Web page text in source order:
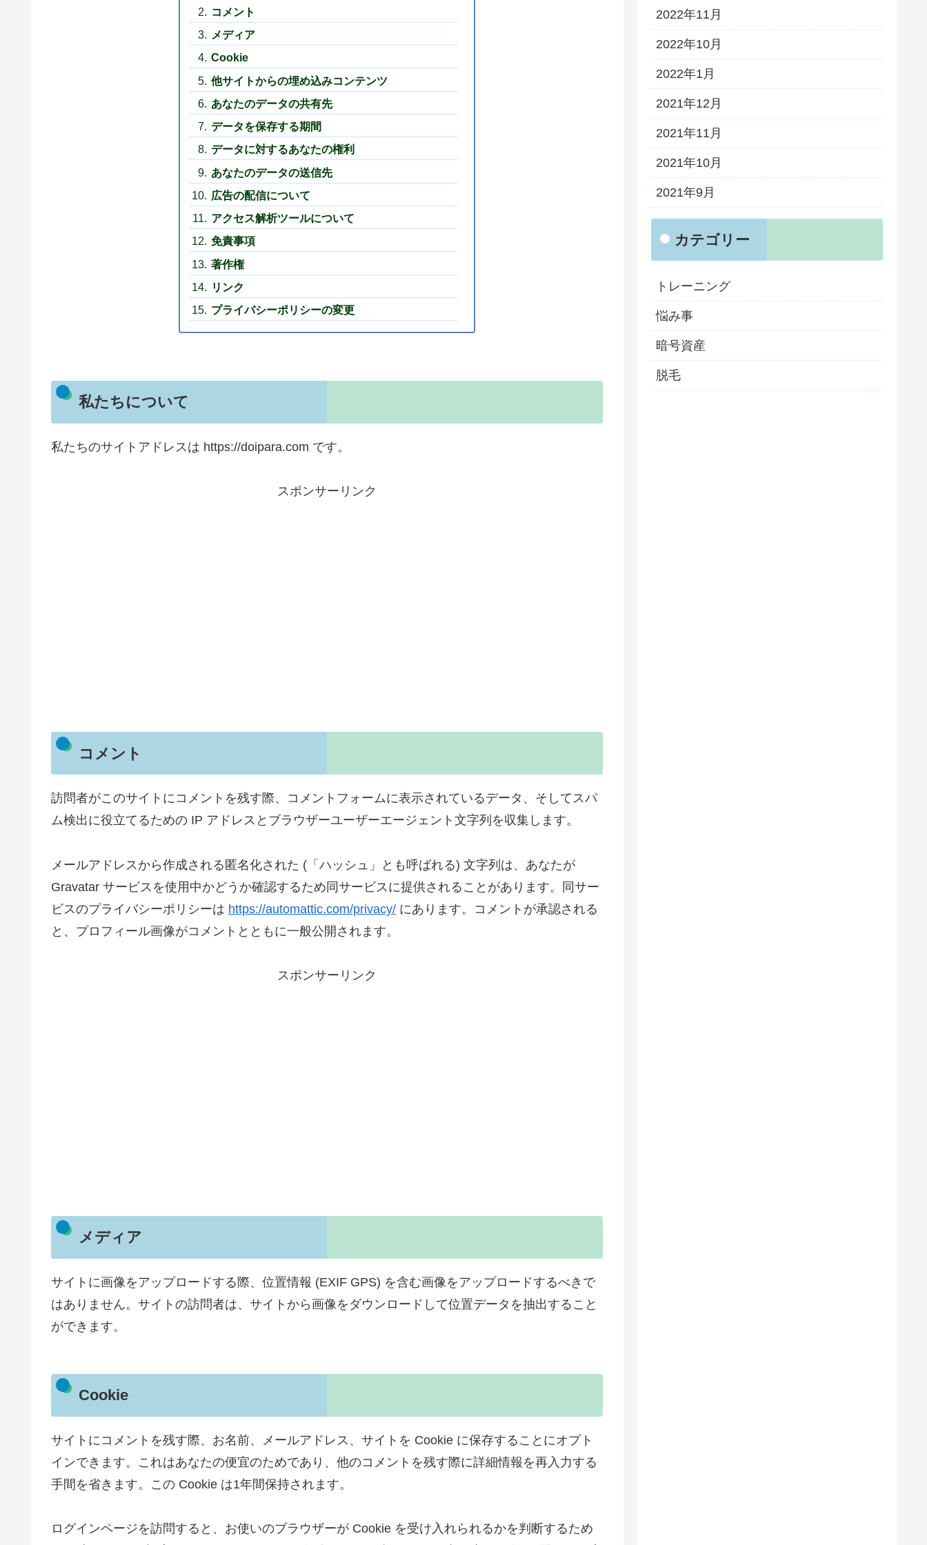
コメント
メディア
Cookie
他サイトからの埋め込みコンテンツ
あなたのデータの共有先
データを保存する期間
データに対するあなたの権利
あなたのデータの送信先
広告の配信について
アクセス解析ツールについて
免責事項
著作権
リンク
プライバシーポリシーの変更
私たちについて
私たちのサイトアドレスは https://doipara.com です。
スポンサーリンク
コメント
訪問者がこのサイトにコメントを残す際、コメントフォームに表示されているデータ、そしてスパ
ム検出に役立てるための IP アドレスとブラウザーユーザーエージェント文字列を収集します。
メールアドレスから作成される匿名化された (「ハッシュ」とも呼ばれる) 文字列は、あなたが
Gravatar サービスを使用中かどうか確認するため同サービスに提供されることがあります。同サー
ビスのプライバシーポリシーは https://automattic.com/privacy/ にあります。コメントが承認される
と、プロフィール画像がコメントとともに一般公開されます。
スポンサーリンク
メディア
サイトに画像をアップロードする際、位置情報 (EXIF GPS) を含む画像をアップロードするべきで
はありません。サイトの訪問者は、サイトから画像をダウンロードして位置データを抽出すること
ができます。
Cookie
サイトにコメントを残す際、お名前、メールアドレス、サイトを Cookie に保存することにオプト
インできます。これはあなたの便宜のためであり、他のコメントを残す際に詳細情報を再入力する
手間を省きます。この Cookie は1年間保持されます。
ログインページを訪問すると、お使いのブラウザーが Cookie を受け入れられるかを判断するため
2022年11月
2022年10月
2022年1月
2021年12月
2021年11月
2021年10月
2021年9月
カテゴリー
トレーニング
悩み事
暗号資産
脱毛